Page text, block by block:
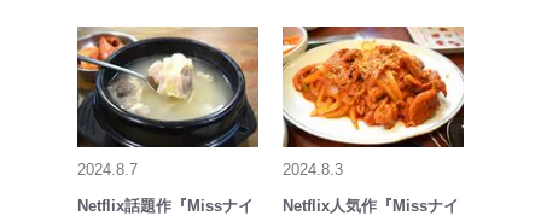
2024.8.7
Netflix話題作『Missナイ
2024.8.3
Netflix人気作『Missナイ